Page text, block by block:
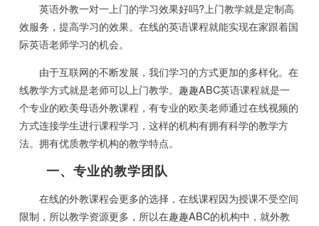
英语外教一对一上门的学习效果好吗?上门教学就是定制高
效服务，提高学习的效果。在线的英语课程就能实现在家跟着国
际英语老师学习的机会。
由于互联网的不断发展，我们学习的方式更加的多样化。在
线教学方式就是老师可以上门教学。趣趣ABC英语课程就是一
个专业的欧美母语外教课程，有专业的欧美老师通过在线视频的
方式连接学生进行课程学习，这样的机构有拥有科学的教学方
法。拥有优质教学机构的教学特点。
一、专业的教学团队
在线的外教课程会更多的选择，在线课程因为授课不受空间
限制，所以教学资源更多，所以在趣趣ABC的机构中，就外教